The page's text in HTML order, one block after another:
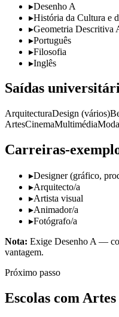
▸Desenho A
▸História da Cultura e
▸Geometria Descritiva
▸Português
▸Filosofia
▸Inglês
Saídas
ArquitecturaDesign (vários)
ArtesCinemaMultimédiaModa
Carreiras-
▸Designer (gráfico,
▸Arquitecto/a
▸Artista visual
▸Animador/a
▸Fotógrafo/a
Nota: Exige Desenho A —
vantagem.
Próximo passo
Escolas com